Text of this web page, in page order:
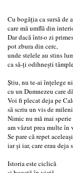
Cu bogăția ca sursă de
care mă umflă din
Dar dacă într-o zi
pot zbura din cerc,
unde stelele au stins
ca să-ți odihnești
Știu, nu te-ai înțelege
cu un Dumnezeu care
Voi fi plecat deja pe
să scriu un vis de
Nimic nu mă mai
am văzut prea multe în
Se pare că repet
iar și iar, care erau deja
Istoria este ciclică